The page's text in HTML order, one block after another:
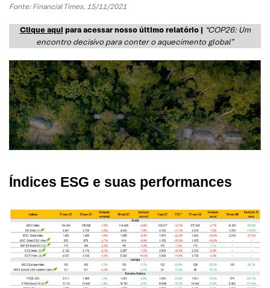
Fonte: Financial Times, 15/11/2021
Clique aqui para acessar nosso último relatório | “COP26: Um
encontro decisivo para conter o aquecimento global”
Índices ESG e suas performances